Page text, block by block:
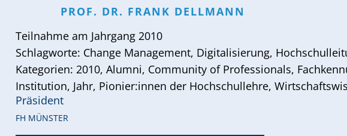
PROF. DR. FRANK DELLMANN
Teilnahme am Jahrgang 2010
Schlagworte: Change Management, Digitalisierung,
Kategorien: 2010, Alumni, Community of Professionals,
Institution, Jahr, Pionier:innen der Hochschullehre,
Präsident
FH MÜNSTER